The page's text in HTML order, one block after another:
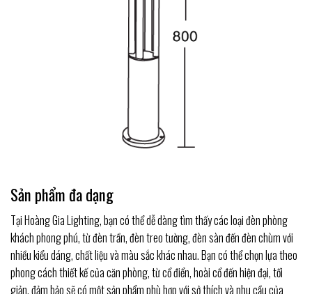
Sản phẩm đa dạng
Tại Hoàng Gia Lighting, bạn có thể dễ dàng tìm thấy các loại đèn phòng
khách phong phú, từ đèn trần, đèn treo tường, đèn sàn đến đèn chùm với
nhiều kiểu dáng, chất liệu và màu sắc khác nhau. Bạn có thể chọn lựa theo
phong cách thiết kế của căn phòng, từ cổ điển, hoài cổ đến hiện đại, tối
giản, đảm bảo sẽ có một sản phẩm phù hợp với sở thích và nhu cầu của